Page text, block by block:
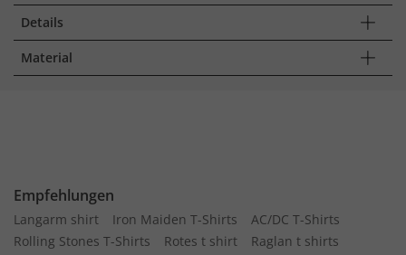
Details
Material
Empfehlungen
Langarm shirt Iron Maiden T-Shirts
AC/DC T-Shirts
Rolling Stones T-Shirts
Rotes t shirt
Raglan t shirts